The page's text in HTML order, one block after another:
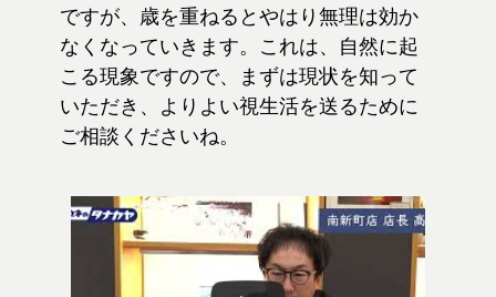
ですが、歳を重ねるとやはり無理は効か
なくなっていきます。これは、自然に起
こる現象ですので、まずは現状を知って
いただき、よりよい視生活を送るために
ご相談くださいね。